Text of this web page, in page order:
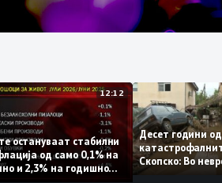
12:12
остануваат стабилни
од само 0,1% на
и 2,3% на годишно
Десет
Скопско: Во